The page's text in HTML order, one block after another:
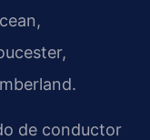
de conductor